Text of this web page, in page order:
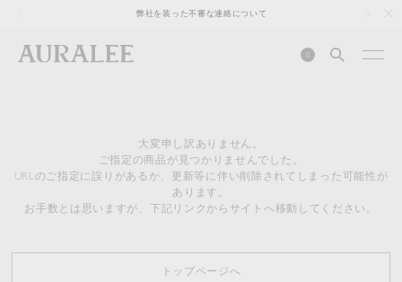
弊社を装った不審な連絡について
0
大変申し訳ありません。
ご指定の商品が見つかりませんでした。
URLのご指定に誤りがあるか、更新等に伴い削除されてしまった可能性が
あります。
お手数とは思いますが、下記リンクからサイトへ移動してください。
トップページへ